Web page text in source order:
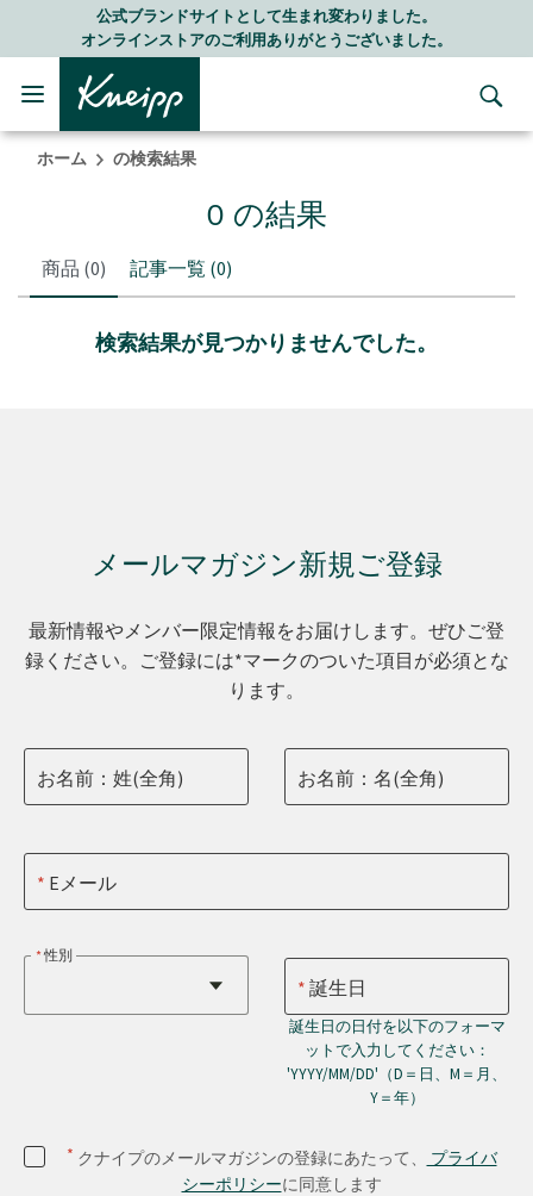
Skip to main content
Skip to footer content公式ブランドサイトとして生まれ変わりました。
オンラインストアのご利用ありがとうございました。
ホーム の検索結果
0 の結果
商品 (0) 記事一覧 (0)
検索結果が見つかりませんでした。
メールマガジン新規ご登録
最新情報やメンバー限定情報をお届けします。ぜひご登
録ください。ご登録には*マークのついた項目が必須とな
ります。
お名前：姓(全角) お名前：名(全角)
Eメール
性別
誕生日
誕生日の日付を以下のフォーマ
ットで入力してください：
'YYYY/MM/DD'（D＝日、M＝月、
Y＝年）
* クナイプのメールマガジンの登録にあたって、
プライバ
シーポリシーに同意します